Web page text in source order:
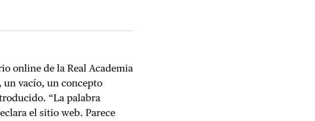
online de la Real Academia
un vacío, un concepto
“La palabra
el sitio web. Parece